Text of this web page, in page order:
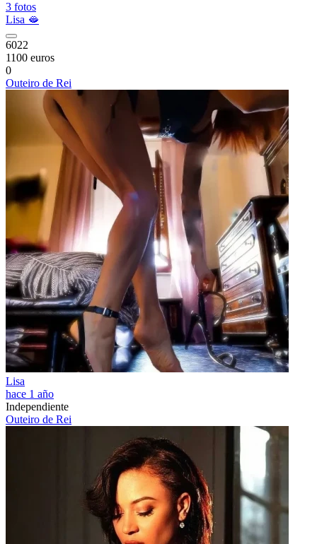
3 fotos
Lisa 🫦
6022
1100 euros
0
Outeiro de Rei
Lisa
hace 1 año
Independiente
Outeiro de Rei